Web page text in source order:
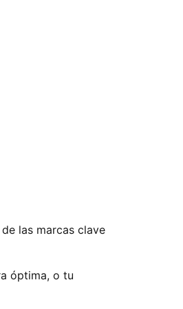
las marcas clave
óptima, o tu